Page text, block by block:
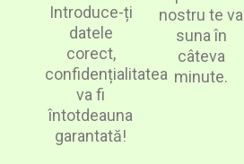
Introduce-ți
datele
corect,
confidențialitatea
va fi
întotdeauna
garantată!
nostru te va
suna în
câteva
minute.